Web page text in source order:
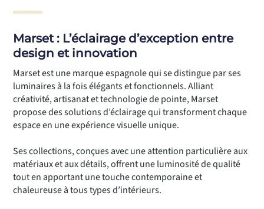
Marset : L’éclairage d’exception entre
design et innovation
Marset est une marque espagnole qui se distingue par ses
luminaires à la fois élégants et fonctionnels. Alliant
créativité, artisanat et technologie de pointe, Marset
propose des solutions d’éclairage qui transforment chaque
espace en une expérience visuelle unique.
Ses collections, conçues avec une attention particulière aux
matériaux et aux détails, offrent une luminosité de qualité
tout en apportant une touche contemporaine et
chaleureuse à tous types d’intérieurs.